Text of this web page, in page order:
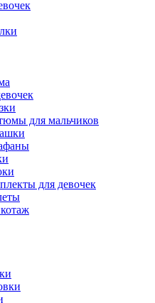
для мальчиков
для девочек